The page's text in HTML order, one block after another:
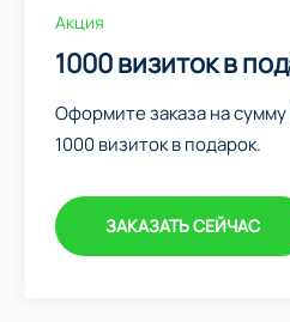
Акция
1000 визиток в
Оформите заказа на
1000 визиток в подарок.
ЗАКАЗАТЬ СЕЙЧАС